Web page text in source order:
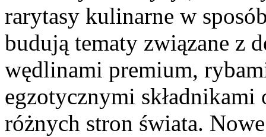
rarytasy kulinarne w
budują tematy związane z
wędlinami premium,
egzotycznymi
różnych stron świata.